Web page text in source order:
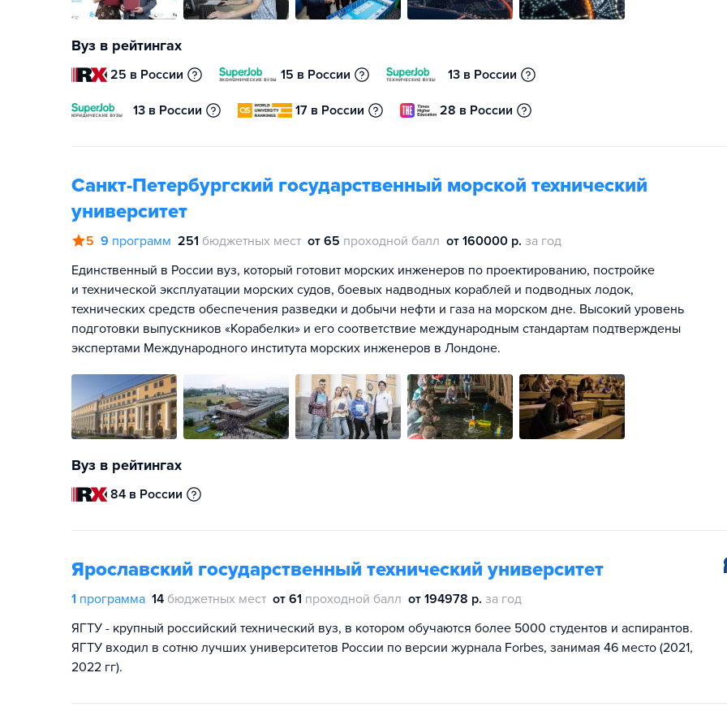
Вуз в рейтингах
25 в России 15 в России 13 в России
13 в России 17 в России 28 в России
Санкт-Петербургский государственный морской технический
университет
5 9 программ 251 бюджетных мест от 65 проходной балл от 160000 р. за год
Единственный в России вуз, который готовит морских инженеров по проектированию, постройке
и технической эксплуатации морских судов, боевых надводных кораблей и подводных лодок,
технических средств обеспечения разведки и добычи нефти и газа на морском дне. Высокий уровень
подготовки выпускников «Корабелки» и его соответствие международным стандартам подтверждены
экспертами Международного института морских инженеров в Лондоне.
Вуз в рейтингах
84 в России
Ярославский государственный технический университет
1 программа 14 бюджетных мест от 61 проходной балл от 194978 р. за год
ЯГТУ - крупный российский технический вуз, в котором обучаются более 5000 студентов и аспирантов.
ЯГТУ входил в сотню лучших университетов России по версии журнала Forbes, занимая 46 место (2021,
2022 гг).